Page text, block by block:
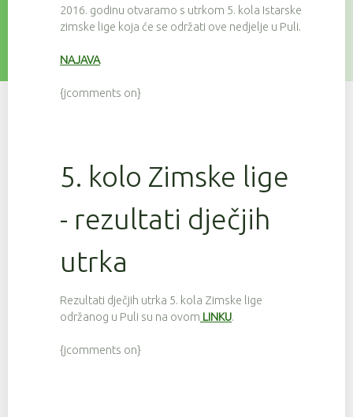
2016. godinu otvaramo s utrkom 5. kola Istarske
zimske lige koja će se održati ove nedjelje u Puli.
NAJAVA
{jcomments on}
5. kolo Zimske lige
- rezultati dječjih
utrka
Rezultati dječjih utrka 5. kola Zimske lige
održanog u Puli su na ovom LINKU.
{jcomments on}